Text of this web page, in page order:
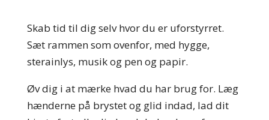
Skab tid til dig selv hvor du er uforstyrret.
Sæt rammen som ovenfor, med hygge,
sterainlys, musik og pen og papir.
Øv dig i at mærke hvad du har brug for. Læg
hænderne på brystet og glid indad, lad dit